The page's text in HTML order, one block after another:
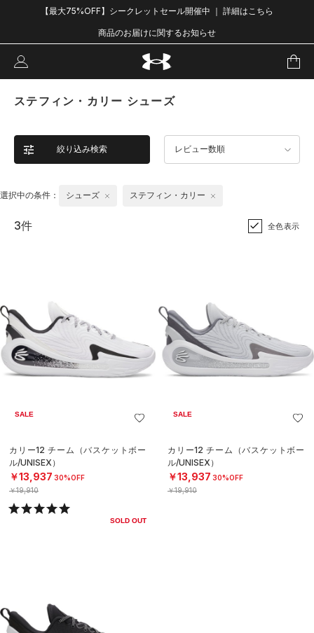
【最大75%OFF】シークレットセール開催中 ｜ 詳細はこちら
商品のお届けに関するお知らせ
ステフィン・カリー シューズ
絞り込み検索 レビュー数順
選択中の条件： シューズ ステフィン・カリー
3件 全色表示
SALE
カリー12 チーム（バスケットボー
ル/UNISEX）
￥13,937 30%OFF
￥19,910
SOLD OUT
SALE
カリー12 チーム（バスケットボー
ル/UNISEX）
￥13,937 30%OFF
￥19,910